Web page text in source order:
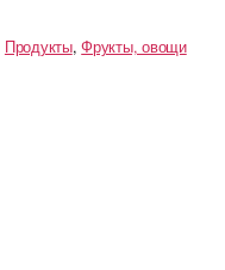
Продукты,Фрукты, овощи